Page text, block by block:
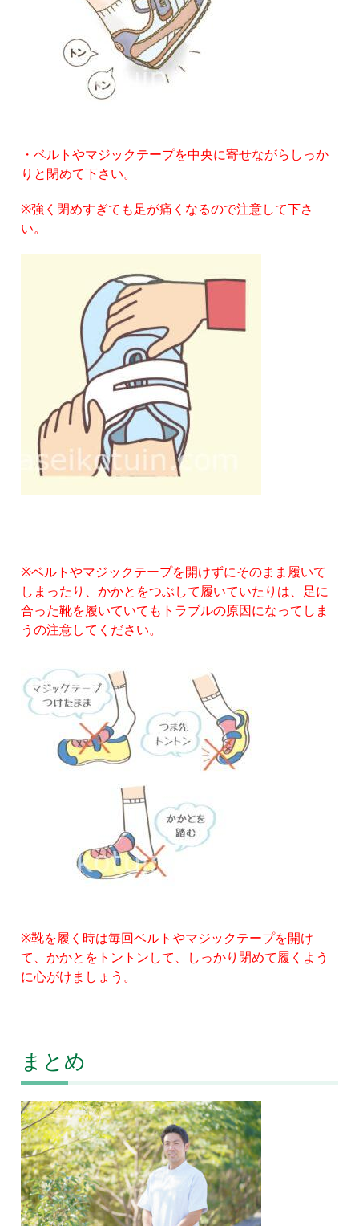
・ベルトやマジックテープを中央に寄せながらしっか
りと閉めて下さい。
※強く閉めすぎても足が痛くなるので注意して下さ
い。
※ベルトやマジックテープを開けずにそのまま履いて
しまったり、かかとをつぶして履いていたりは、足に
合った靴を履いていてもトラブルの原因になってしま
うの注意してください。
※靴を履く時は毎回ベルトやマジックテープを開け
て、かかとをトントンして、しっかり閉めて履くよう
に心がけましょう。
まとめ